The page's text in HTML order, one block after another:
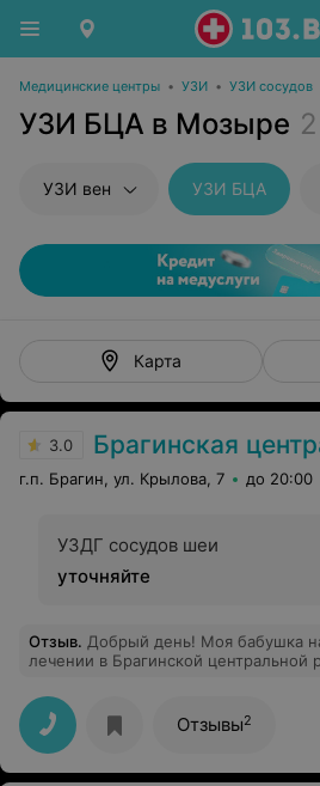
Медицинские центры • УЗИ • УЗИ сосудов
УЗИ БЦА в Мозыре 2
УЗИ вен УЗИ БЦА
Карта
3.0 Брагинская центральная районная
г.п. Брагин, ул. Крылова, 7 до 20:00
УЗДГ сосудов шеи
уточняйте
Отзыв. Добрый день! Моя бабушка
лечении в Брагинской центральной
благодарность врачу терапевту
Васильевне от своей бабушки
Васильевны и от себя лично. Спасибо за
профессионализм, вовремя
корректное и внимательное
Отзывы2